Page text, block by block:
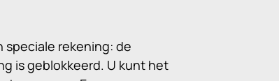
speciale rekening: de
is geblokkeerd. U kunt het